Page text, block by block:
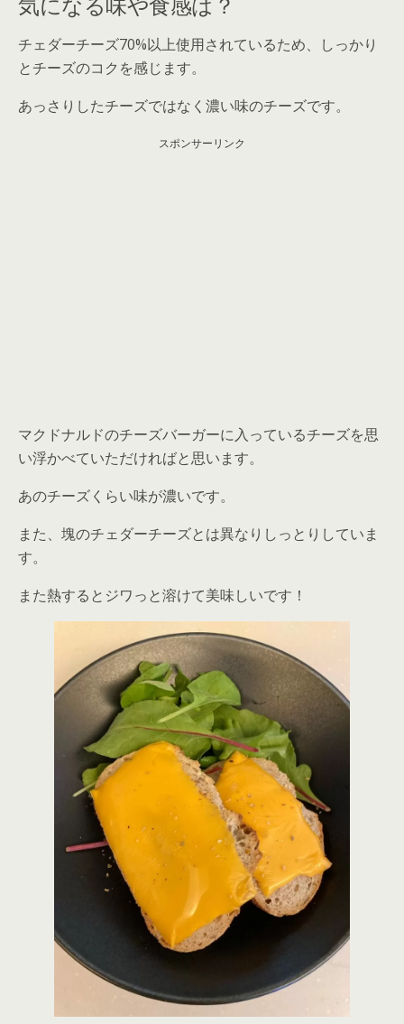
チェダーチーズ70%以上使用されているため、しっかり
とチーズのコク を感じます。
あっさりしたチーズではなく濃い味のチーズです。
スポンサーリンク
マクドナルドのチーズバーガーに入っているチーズを思
い浮かべていただければと思います。
あのチーズくらい味が濃いです。
また、塊のチェダーチーズとは異なりしっとりしていま
す。
また熱するとジワっと溶けて美味しいです！